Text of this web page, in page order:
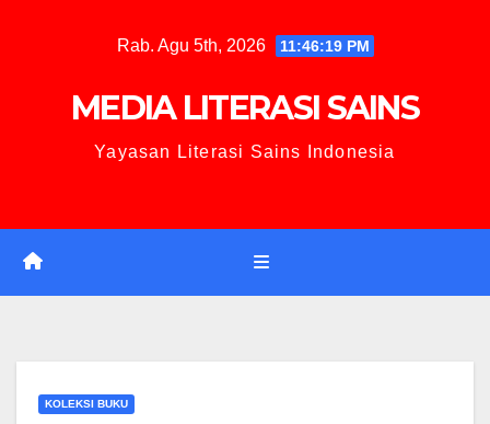
Rab. Agu 5th, 2026 11:46:20 PM
MEDIA LITERASI SAINS
Yayasan Literasi Sains Indonesia
KOLEKSI BUKU